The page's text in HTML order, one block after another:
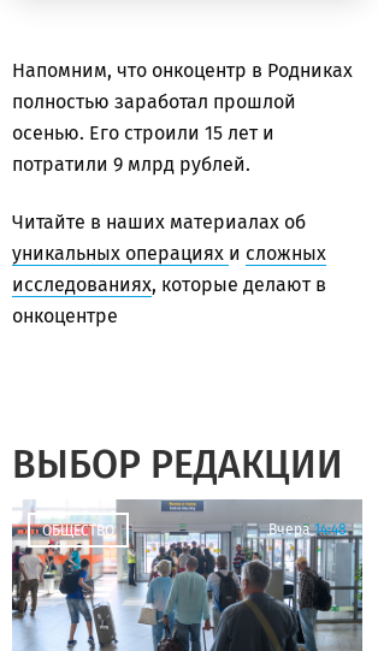
Напомним, что онкоцентр в Родниках
полностью заработал прошлой
осенью. Его строили 15 лет и
потратили 9 млрд рублей.
Читайте в наших материалах об
уникальных операциях и сложных
исследованиях, которые делают в
онкоцентре
ВЫБОР РЕДАКЦИИ
ОБЩЕСТВО Вчера 14:48